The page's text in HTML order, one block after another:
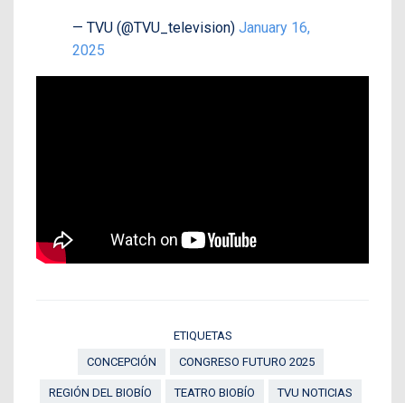
— TVU (@TVU_television) January 16,
2025
ETIQUETAS
CONCEPCIÓN
CONGRESO FUTURO 2025
REGIÓN DEL BIOBÍO TEATRO BIOBÍO TVU NOTICIAS